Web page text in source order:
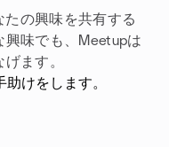
たの興味を共有する
興味でも、Meetupは
ます。
助けをします。